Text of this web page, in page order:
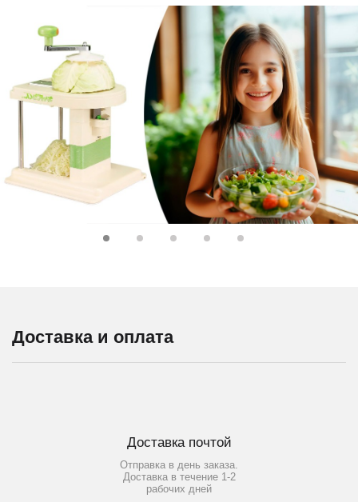
Доставка и оплата
Доставка почтой
Отправка в день заказа.
Доставка в течение 1-2
рабочих дней